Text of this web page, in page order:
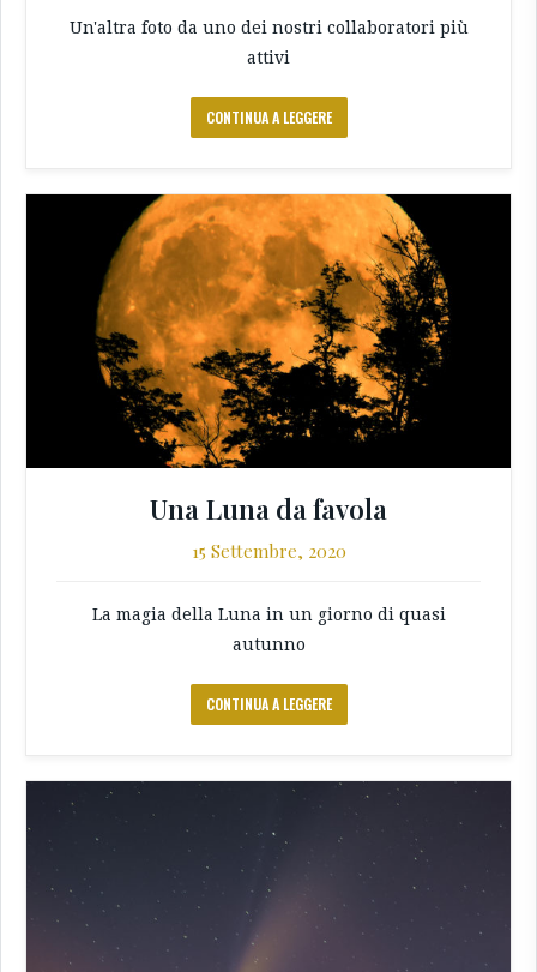
Un'altra foto da uno dei nostri collaboratori più
attivi
CONTINUA A LEGGERE
Una Luna da favola
15 Settembre, 2020
La magia della Luna in un giorno di quasi
autunno
CONTINUA A LEGGERE